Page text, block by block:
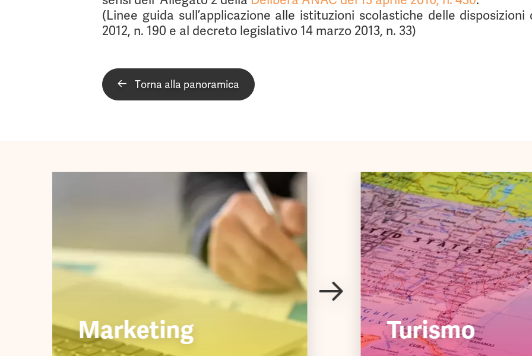
(Linee guida sull’applicazione alle istituzioni scolastiche delle
2012, n. 190 e al decreto legislativo 14 marzo 2013, n. 33)
Torna alla panoramica
Marketing Turismo